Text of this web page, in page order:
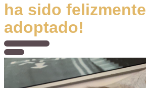
ha sido felizmente
adoptado!